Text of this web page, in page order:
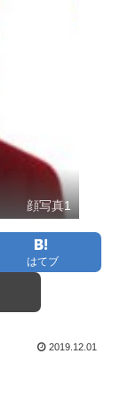
顔写真1
はてブ
2019.12.01